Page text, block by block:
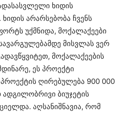
ხიდის
არარსებობა ჩვენს
უქმნიდა, მოქალაქეები
მისვლას ვერ
მოქალაქეების
ეს პროექტი
ღირებულება 900 000
ბიუჯეტის
აღსანიშნავია, რომ